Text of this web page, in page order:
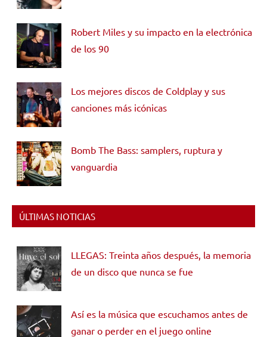
Robert Miles y su impacto en la electrónica
de los 90
Los mejores discos de Coldplay y sus
canciones más icónicas
Bomb The Bass: samplers, ruptura y
vanguardia
ÚLTIMAS NOTICIAS
LLEGAS: Treinta años después, la memoria
de un disco que nunca se fue
Así es la música que escuchamos antes de
ganar o perder en el juego online